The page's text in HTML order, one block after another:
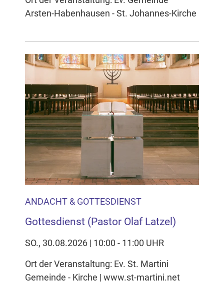
Arsten-Habenhausen - St. Johannes-Kirche
ANDACHT & GOTTESDIENST
Gottesdienst (Pastor Olaf Latzel)
SO., 30.08.2026 | 10:00 - 11:00 UHR
Ort der Veranstaltung: Ev. St. Martini
Gemeinde - Kirche | www.st-martini.net